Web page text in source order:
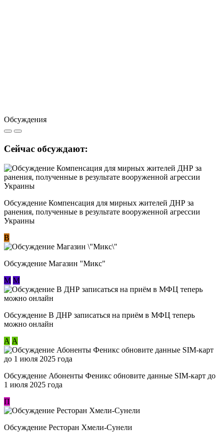
Обсуждения
Сейчас обсуждают:
Обсуждение Компенсация для мирных жителей ДНР за
ранения, полученные в результате вооруженной агрессии
Украины
В
Обсуждение Магазин "Микс"
М М
Обсуждение В ДНР записаться на приём в МФЦ теперь
можно онлайн
А А
Обсуждение Абоненты Феникс обновите данные SIM-карт до
1 июля 2025 года
П
Обсуждение Ресторан Хмели-Сунели